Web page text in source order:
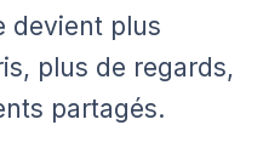
devient plus
plus de regards,
partagés.